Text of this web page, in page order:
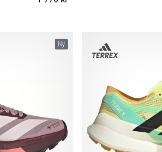
41⅓ 42 42⅔ 40⅔ 41⅓ 42 42⅔
Ny